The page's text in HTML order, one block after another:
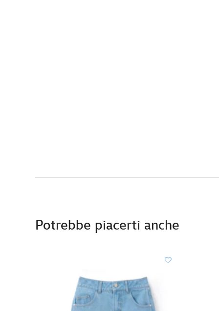
Potrebbe piacerti anche